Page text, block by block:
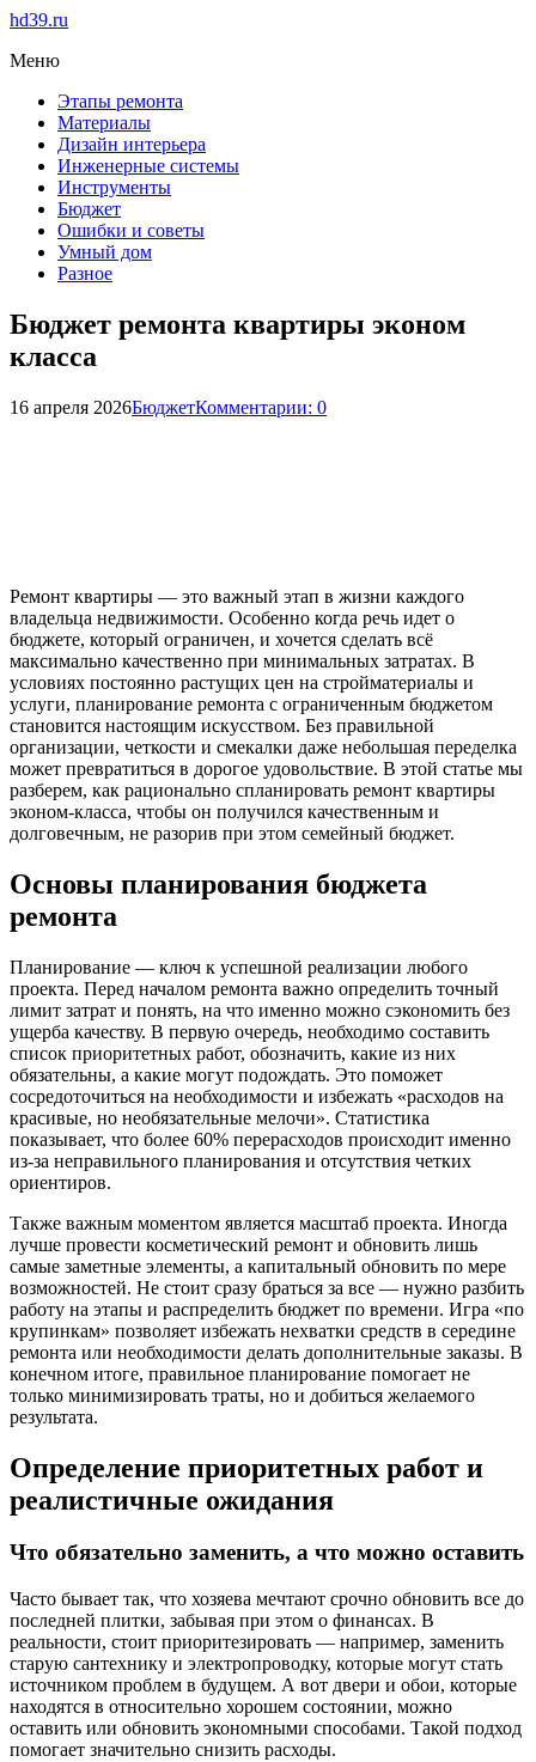
hd39.ru
Меню
Этапы ремонта
Материалы
Дизайн интерьера
Инженерные системы
Инструменты
Бюджет
Ошибки и советы
Умный дом
Разное
Бюджет ремонта квартиры эконом
класса
16 апреля 2026БюджетКомментарии: 0
Ремонт квартиры — это важный этап в жизни каждого
владельца недвижимости. Особенно когда речь идет о
бюджете, который ограничен, и хочется сделать всё
максимально качественно при минимальных затратах. В
условиях постоянно растущих цен на стройматериалы и
услуги, планирование ремонта с ограниченным бюджетом
становится настоящим искусством. Без правильной
организации, четкости и смекалки даже небольшая переделка
может превратиться в дорогое удовольствие. В этой статье мы
разберем, как рационально спланировать ремонт квартиры
эконом-класса, чтобы он получился качественным и
долговечным, не разорив при этом семейный бюджет.
Основы планирования бюджета
ремонта
Планирование — ключ к успешной реализации любого
проекта. Перед началом ремонта важно определить точный
лимит затрат и понять, на что именно можно сэкономить без
ущерба качеству. В первую очередь, необходимо составить
список приоритетных работ, обозначить, какие из них
обязательны, а какие могут подождать. Это поможет
сосредоточиться на необходимости и избежать «расходов на
красивые, но необязательные мелочи». Статистика
показывает, что более 60% перерасходов происходит именно
из-за неправильного планирования и отсутствия четких
ориентиров.
Также важным моментом является масштаб проекта. Иногда
лучше провести косметический ремонт и обновить лишь
самые заметные элементы, а капитальный обновить по мере
возможностей. Не стоит сразу браться за все — нужно разбить
работу на этапы и распределить бюджет по времени. Игра «по
крупинкам» позволяет избежать нехватки средств в середине
ремонта или необходимости делать дополнительные заказы. В
конечном итоге, правильное планирование помогает не
только минимизировать траты, но и добиться желаемого
результата.
Определение приоритетных работ и
реалистичные ожидания
Что обязательно заменить, а что можно оставить
Часто бывает так, что хозяева мечтают срочно обновить все до
последней плитки, забывая при этом о финансах. В
реальности, стоит приоритезировать — например, заменить
старую сантехнику и электропроводку, которые могут стать
источником проблем в будущем. А вот двери и обои, которые
находятся в относительно хорошем состоянии, можно
оставить или обновить экономными способами. Такой подход
помогает значительно снизить расходы.